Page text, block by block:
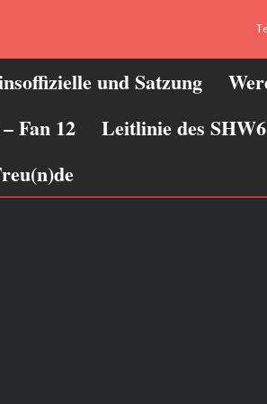
und Satzung
Fan 12 Leitlinie des